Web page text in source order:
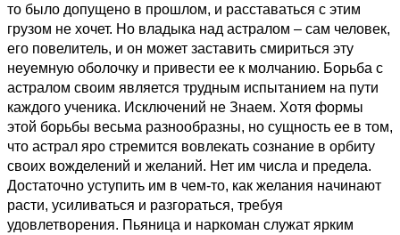
то было допущено в прошлом, и расставаться с этим
грузом не хочет. Но владыка над астралом – сам человек,
его повелитель, и он может заставить смириться эту
неуемную оболочку и привести ее к молчанию. Борьба с
астралом своим является трудным испытанием на пути
каждого ученика. Исключений не Знаем. Хотя формы
этой борьбы весьма разнообразны, но сущность ее в том,
что астрал яро стремится вовлекать сознание в орбиту
своих вожделений и желаний. Нет им числа и предела.
Достаточно уступить им в чем-то, как желания начинают
расти, усиливаться и разгораться, требуя
удовлетворения. Пьяница и наркоман служат ярким